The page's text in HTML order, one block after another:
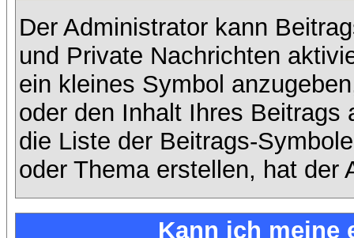
Der Administrator kann
und Private Nachrichten
ein kleines Symbol
oder den Inhalt Ihres
die Liste der Beitrags-
oder Thema erstellen, hat der
Kann ich meine